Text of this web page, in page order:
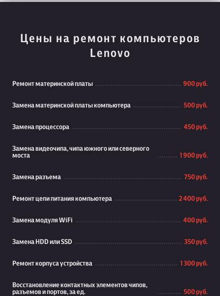
Цены на ремонт компьютеров
Lenovo
Ремонт материнской платы 900 руб.
Замена материнской платы компьютера 500 руб.
Замена процессора 450 руб.
Замена видеочипа, чипа южного или северного
моста
1 900 руб.
Замена разъема 750 руб.
Ремонт цепи питания компьютера 2 400 руб.
Замена модуля WiFi 400 руб.
Замена HDD или SSD 350 руб.
Ремонт корпуса устройства 1 300 руб.
Восстановление контактных элементов чипов,
разъемов и портов, за ед.
500 руб.